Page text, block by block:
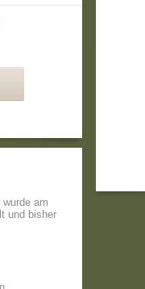
am
und bisher